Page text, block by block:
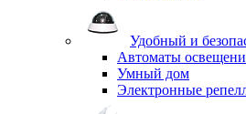
Удобный и
Автоматы
Умный дом
Электронные